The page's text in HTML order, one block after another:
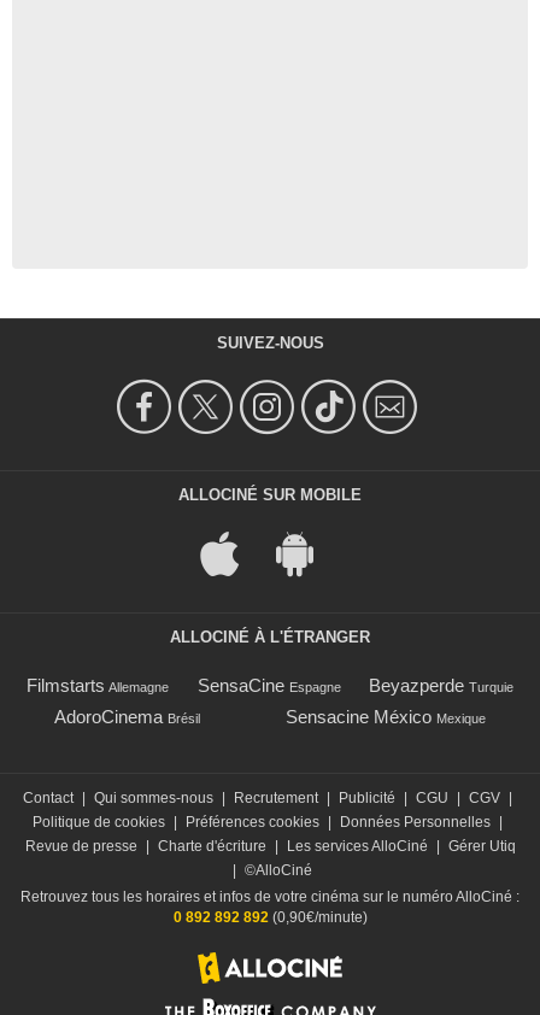
SUIVEZ-NOUS
ALLOCINÉ SUR MOBILE
ALLOCINÉ À L'ÉTRANGER
Filmstarts Allemagne SensaCine Espagne Beyazperde Turquie
AdoroCinema Brésil Sensacine México Mexique
Contact Qui sommes-nous Recrutement Publicité CGU CGV
Politique de cookies
Préférences cookies Données Personnelles
Revue de presse
Charte d'écriture Les services AlloCiné
Gérer Utiq
©AlloCiné
Retrouvez tous les horaires et infos de votre cinéma sur le numéro AlloCiné :
0 892 892 892(0,90€/minute)